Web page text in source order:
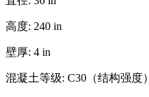
高度: 240 in
壁厚: 4 in
混凝土等级: C30（结构强度）